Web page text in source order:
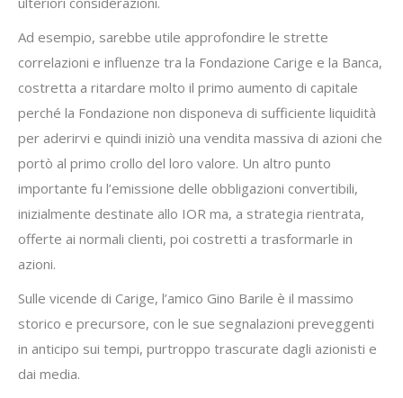
Ad esempio, sarebbe utile approfondire le strette
correlazioni e influenze tra la Fondazione Carige e la Banca,
costretta a ritardare molto il primo aumento di capitale
perché la Fondazione non disponeva di sufficiente liquidità
per aderirvi e quindi iniziò una vendita massiva di azioni che
portò al primo crollo del loro valore. Un altro punto
importante fu l’emissione delle obbligazioni convertibili,
inizialmente destinate allo IOR ma, a strategia rientrata,
offerte ai normali clienti, poi costretti a trasformarle in
azioni.
Sulle vicende di Carige, l’amico Gino Barile è il massimo
storico e precursore, con le sue segnalazioni preveggenti
in anticipo sui tempi, purtroppo trascurate dagli azionisti e
dai media.